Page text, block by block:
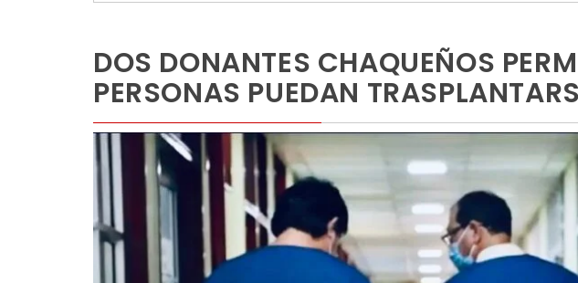
DOS DONANTES CHAQUEÑOS
PERSONAS PUEDAN